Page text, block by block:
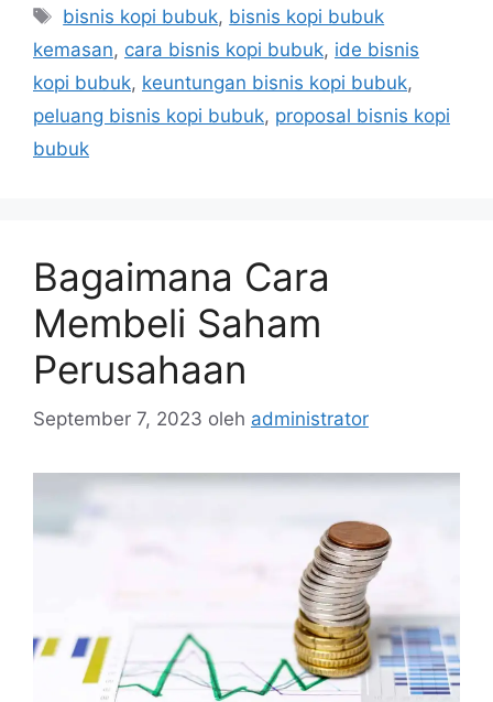
Tag
bisnis kopi bubuk, bisnis kopi bubuk
kemasan, cara bisnis kopi bubuk, ide bisnis
kopi bubuk, keuntungan bisnis kopi bubuk,
peluang bisnis kopi bubuk, proposal bisnis kopi
bubuk
Bagaimana Cara
Membeli Saham
Perusahaan
September 7, 2023 oleh administrator